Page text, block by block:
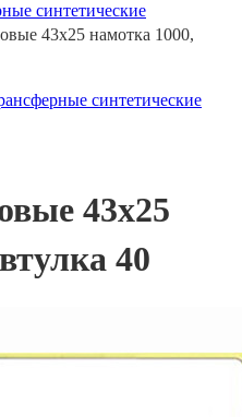
синтетические
43х25 намотка 1000,
синтетические
43х25
40